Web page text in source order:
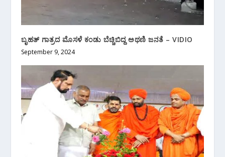
ಬೃಹತ್ ಗಾತ್ರದ ಮೊಸಳೆ ಕಂಡು ಬೆಚ್ಚಿಬಿದ್ದ ಅಥಣಿ ಜನತೆ – VIDIO
September 9, 2024